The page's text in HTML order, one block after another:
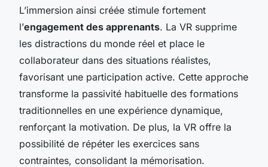
L’immersion ainsi créée stimule fortement
l’engagement des apprenants. La VR supprime
les distractions du monde réel et place le
collaborateur dans des situations réalistes,
favorisant une participation active. Cette approche
transforme la passivité habituelle des formations
traditionnelles en une expérience dynamique,
renforçant la motivation. De plus, la VR offre la
possibilité de répéter les exercices sans
contraintes, consolidant la mémorisation.